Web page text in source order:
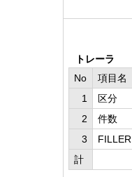
トレーラ
No
項目名
1
区分
2
件数
3
FILLER
計